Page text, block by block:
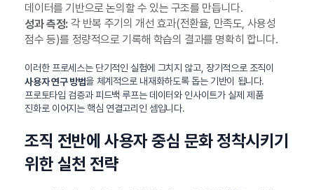
데이터를 기반으로 논의할 수 있는 구조를 만듭니다.
성과 측정:각 반복 주기의 개선 효과(전환율, 만족도, 사용성
점수 등)를 정량적으로 기록해 학습의 결과를 명확히 합니다.
이러한 프로세스는 단기적인 실험에 그치지 않고, 장기적으로 조직이
사용자 연구 방법을 체계적으로 내재화하도록 돕는 기반이 됩니다.
프로토타입 검증과 피드백 루프는 데이터와 인사이트가 실제 제품
진화로 이어지는 핵심 연결고리인 셈입니다.
조직 전반에 사용자 중심 문화 정착시키기
위한 실천 전략